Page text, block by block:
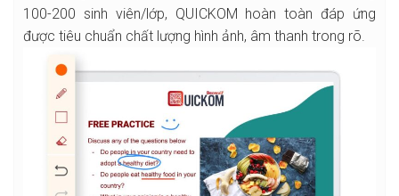
100-200 sinh viên/lớp, QUICKOM hoàn toàn đáp ứng
được tiêu chuẩn chất lượng hình ảnh, âm thanh trong rõ.